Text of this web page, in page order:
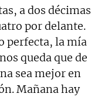
a dos décimas
por delante.
perfecta, la mía
queda que de
sea mejor en
Mañana hay